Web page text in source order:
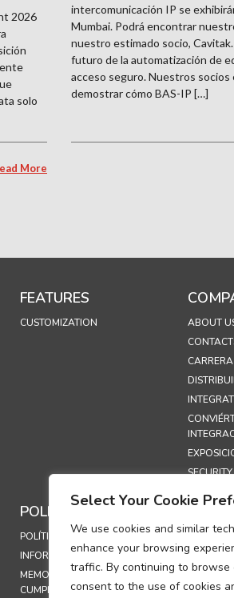
Select Your Cookie
We use cookies and similar
enhance your browsing
traffic. By continuing to
consent to the use of cookies
2026
solo
More
intercomunicación IP se
Mumbai. Podrá encontrar
nuestro estimado socio,
futuro de la automatización de
acceso seguro. Nuestros
demostrar cómo BAS-IP […]
FEATURES
CUSTOMIZATION
ABOUT
CARRERA
SECURITY
POLICIES
POLÍTICA DE PRIVACIDAD
INFORMASJONSKAPSLER
MEMORANDO SOBRE EL
CUMPLIMIENTO DEL